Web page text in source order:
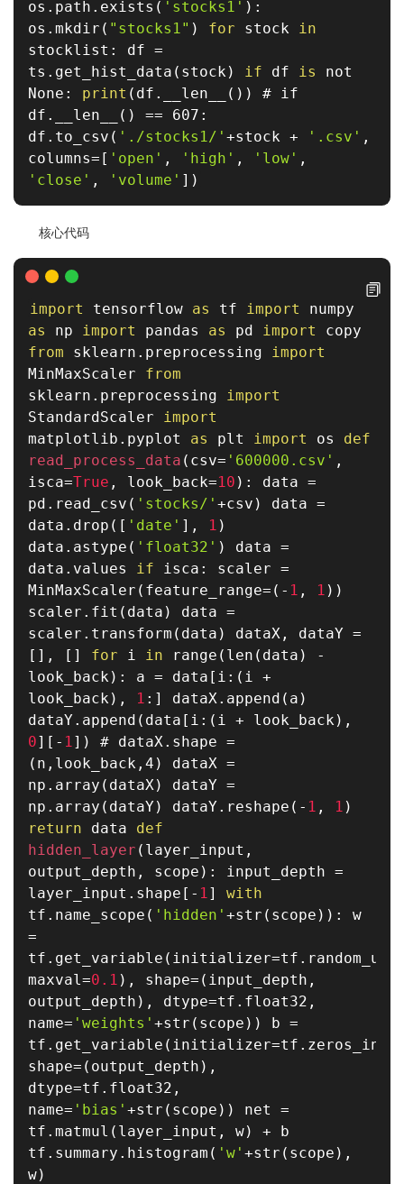
os . path . exists ( 'stocks1' ) :
os . mkdir ( "stocks1" ) for stock
in
stocklist : df =
ts . get_hist_data ( stock ) if df is
not
None : print ( df . __len__ ( ) )
# if
df.__len__() == 607:
df . to_csv ( './stocks1/' +stock + '.csv' ,
columns= [ 'open' , 'high' , 'low' ,
'close' , 'volume' ] )
核心代码
import tensorflow as tf import numpy
as
np import pandas as pd import
copy
from sklearn . preprocessing
import
MinMaxScaler from
sklearn . preprocessing
import
StandardScaler
import
matplotlib . pyplot as plt import os def
read_process_data ( csv= '600000.csv' ,
isca=True , look_back=10 ) : data =
pd . read_csv ( 'stocks/' +csv ) data =
data . drop ( [ 'date' ] , 1 )
data . astype ( 'float32' ) data =
data . values if isca : scaler =
MinMaxScaler ( feature_range= ( - 1 , 1 ) )
scaler . fit ( data ) data =
scaler . transform ( data ) dataX , dataY =
[ ] , [ ] for i in range ( len ( data )
-
look_back ) : a = data [ i : ( i +
look_back ) , 1 : ] dataX . append ( a )
dataY . append ( data [ i : ( i + look_back ) ,
0] [ - 1 ] )
# dataX.shape =
(n,look_back,4)
dataX =
np . array ( dataX ) dataY =
np . array ( dataY ) dataY . reshape ( - 1 , 1 )
return data def
hidden_layer ( layer_input ,
output_depth , scope ) : input_depth =
layer_input . shape [ - 1 ]
with
tf . name_scope ( 'hidden' +str ( scope ) ) :
w
=
tf . get_variable ( initializer=tf .
maxval =0.1 ) , shape= ( input_depth ,
output_depth ) , dtype=tf . float32 ,
name= 'weights' +str ( scope ) ) b =
tf . get_variable ( initializer=tf .
shape= ( output_depth ) ,
dtype=tf . float32 ,
name= 'bias' +str ( scope ) ) net =
tf . matmul ( layer_input , w) + b
tf . summary . histogram ( 'w' +str ( scope ) ,
w)